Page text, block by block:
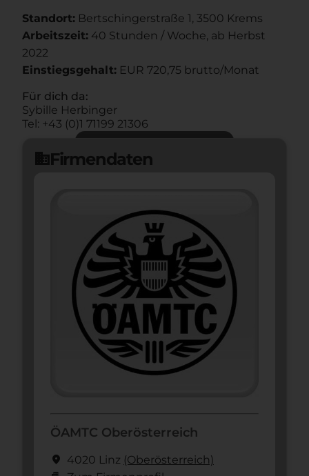
Standort: Bertschingerstraße 1, 3500 Krems
Arbeitszeit: 40 Stunden / Woche, ab Herbst
2022
Einstiegsgehalt: EUR 720,75 brutto/Monat
Für dich da:
Sybille Herbinger
Tel: +43 (0)1 71199 21306
domainFirmendaten
ÖAMTC Oberösterreich
location_on 4020 Linz (Ober­österreich)